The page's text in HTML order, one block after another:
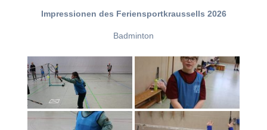
Impressionen des Feriensportkraussells 2026
Badminton